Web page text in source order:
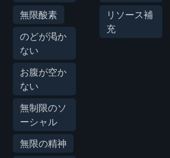
無限酸素
のどが渇か
ない
お腹が空か
ない
無制限のソ
ーシャル
無限の精神
リソース補
充